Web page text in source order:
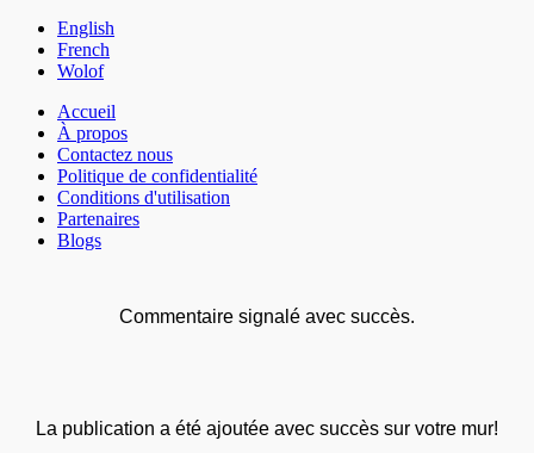
English
French
Wolof
Accueil
À propos
Contactez nous
Politique de confidentialité
Conditions d'utilisation
Partenaires
Blogs
Commentaire signalé avec succès.
La publication a été ajoutée avec succès sur votre mur!